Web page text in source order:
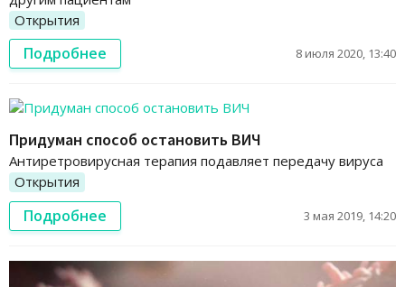
Открытия
Подробнее 8 июля 2020, 13:40
Придуман способ остановить ВИЧ
Антиретровирусная терапия подавляет передачу вируса
Открытия
Подробнее 3 мая 2019, 14:20